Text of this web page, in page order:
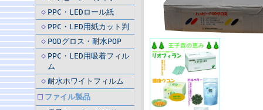
PPC・LEDロール紙
PPC・LED用紙カット判
PODグロス・耐水POP
PPC・LED用吸着フィル
ム
耐水ホワイトフィルム
ファイル製品